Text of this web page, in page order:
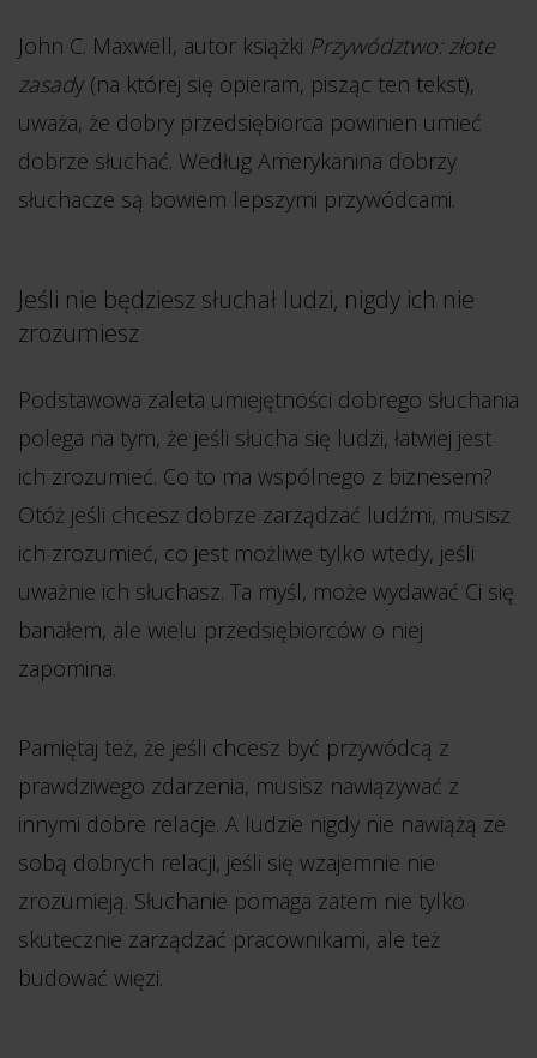
John C. Maxwell, autor książki Przywództwo: złote
zasady (na której się opieram, pisząc ten tekst),
uważa, że dobry przedsiębiorca powinien umieć
dobrze słuchać. Według Amerykanina dobrzy
słuchacze są bowiem lepszymi przywódcami.
Jeśli nie będziesz słuchał ludzi, nigdy ich nie
zrozumiesz
Podstawowa zaleta umiejętności dobrego słuchania
polega na tym, że jeśli słucha się ludzi, łatwiej jest
ich zrozumieć. Co to ma wspólnego z biznesem?
Otóż jeśli chcesz dobrze zarządzać ludźmi, musisz
ich zrozumieć, co jest możliwe tylko wtedy, jeśli
uważnie ich słuchasz. Ta myśl, może wydawać Ci się
banałem, ale wielu przedsiębiorców o niej
zapomina.
Pamiętaj też, że jeśli chcesz być przywódcą z
prawdziwego zdarzenia, musisz nawiązywać z
innymi dobre relacje. A ludzie nigdy nie nawiążą ze
sobą dobrych relacji, jeśli się wzajemnie nie
zrozumieją. Słuchanie pomaga zatem nie tylko
skutecznie zarządzać pracownikami, ale też
budować więzi.